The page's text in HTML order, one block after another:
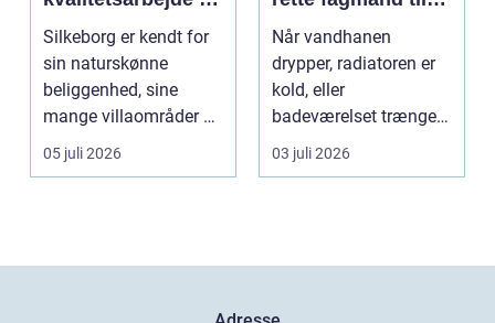
overkommelige
priser
Silkeborg er kendt for
sin naturskønne
beliggenhed, sine
mange villaområder og
en bland...
05 juli 2026
opgaven
Når vandhanen
drypper, radiatoren er
kold, eller
badeværelset trænger
til en gennemgribende
renoveri...
03 juli 2026